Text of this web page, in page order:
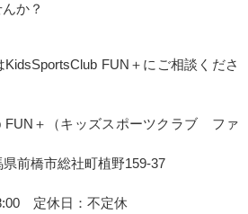
か？
FUN＋にご相談くださ
FUN＋（キッズスポーツクラブ ファ
前橋市総社町植野159-37
定休日：不定休